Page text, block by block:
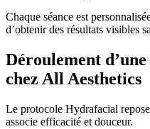
Chaque séance est
d’obtenir des résultats visibles
Déroulement
chez All Aesthetics
Le protocole Hydrafacial
associe efficacité et douceur.